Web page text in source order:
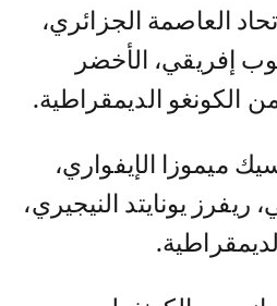
العاصمة الجزائري،
إفريقي، الأخضر
من الكونغو الديمقراطية.
ميموزا الإيفواري،
ريفرز يونايتد النيجيري،